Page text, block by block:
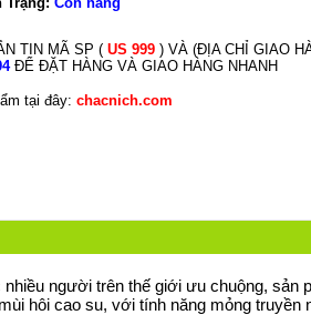
TIN MÃ SP ( US 999 ) VÀ (ĐỊA CHỈ GIAO
ĐỂ ĐẶT HÀNG VÀ GIAO HÀNG NHANH
tại đây: chacnich.com
người trên thế giới ưu chuộng, sản
hôi cao su, với tính năng mỏng truyền